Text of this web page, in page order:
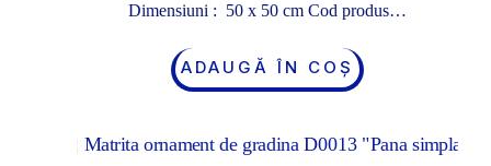
Dimensiuni : 50 x 50 cm Cod produs…
ADAUGĂ ÎN COȘ